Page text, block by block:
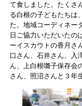
て食しました。たくさ
る白根の子どもたちは
た。地域コーディネー
日ご協力いただいたの
ーイスカウトの香月さ
口さん、石井さん、入
ん、上白根囃子保存会
さん、照沼さんと３年